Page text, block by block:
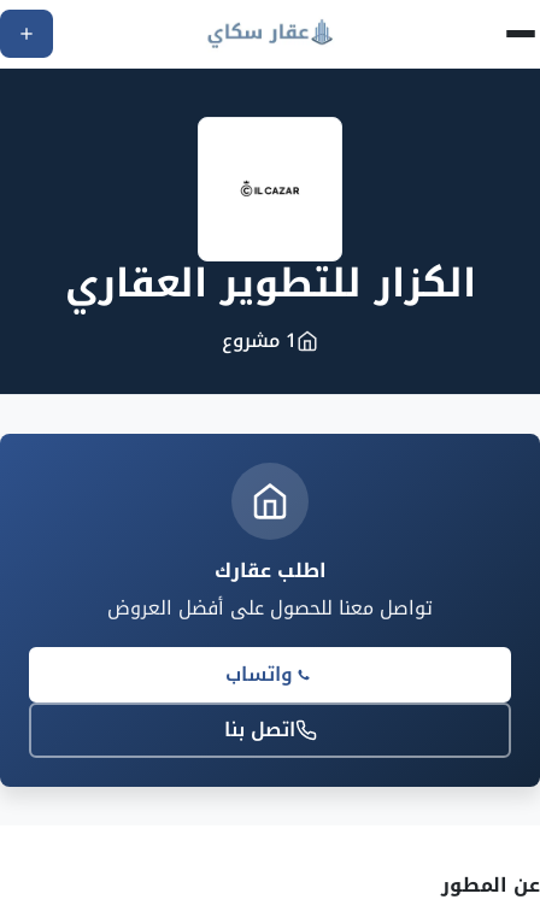
الكزار للتطوير العقاري
1 مشروع
اطلب عقارك
تواصل معنا للحصول على أفضل العروض
واتساب
اتصل بنا
عن المطور